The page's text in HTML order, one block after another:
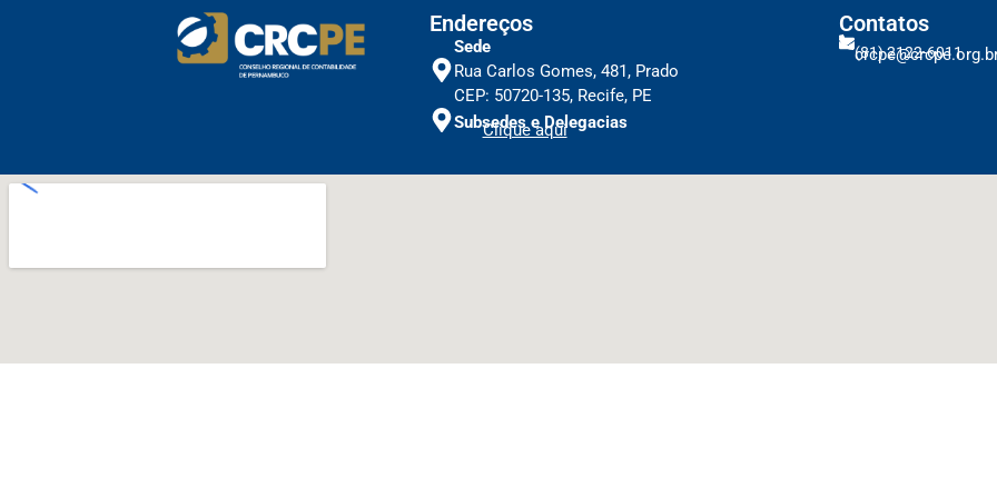
Endereços
Sede
Rua Carlos Gomes, 481, Prado
CEP: 50720-135, Recife, PE
Subsedes e Delegacias
Clique aqui
Contatos
(81) 2122-6011